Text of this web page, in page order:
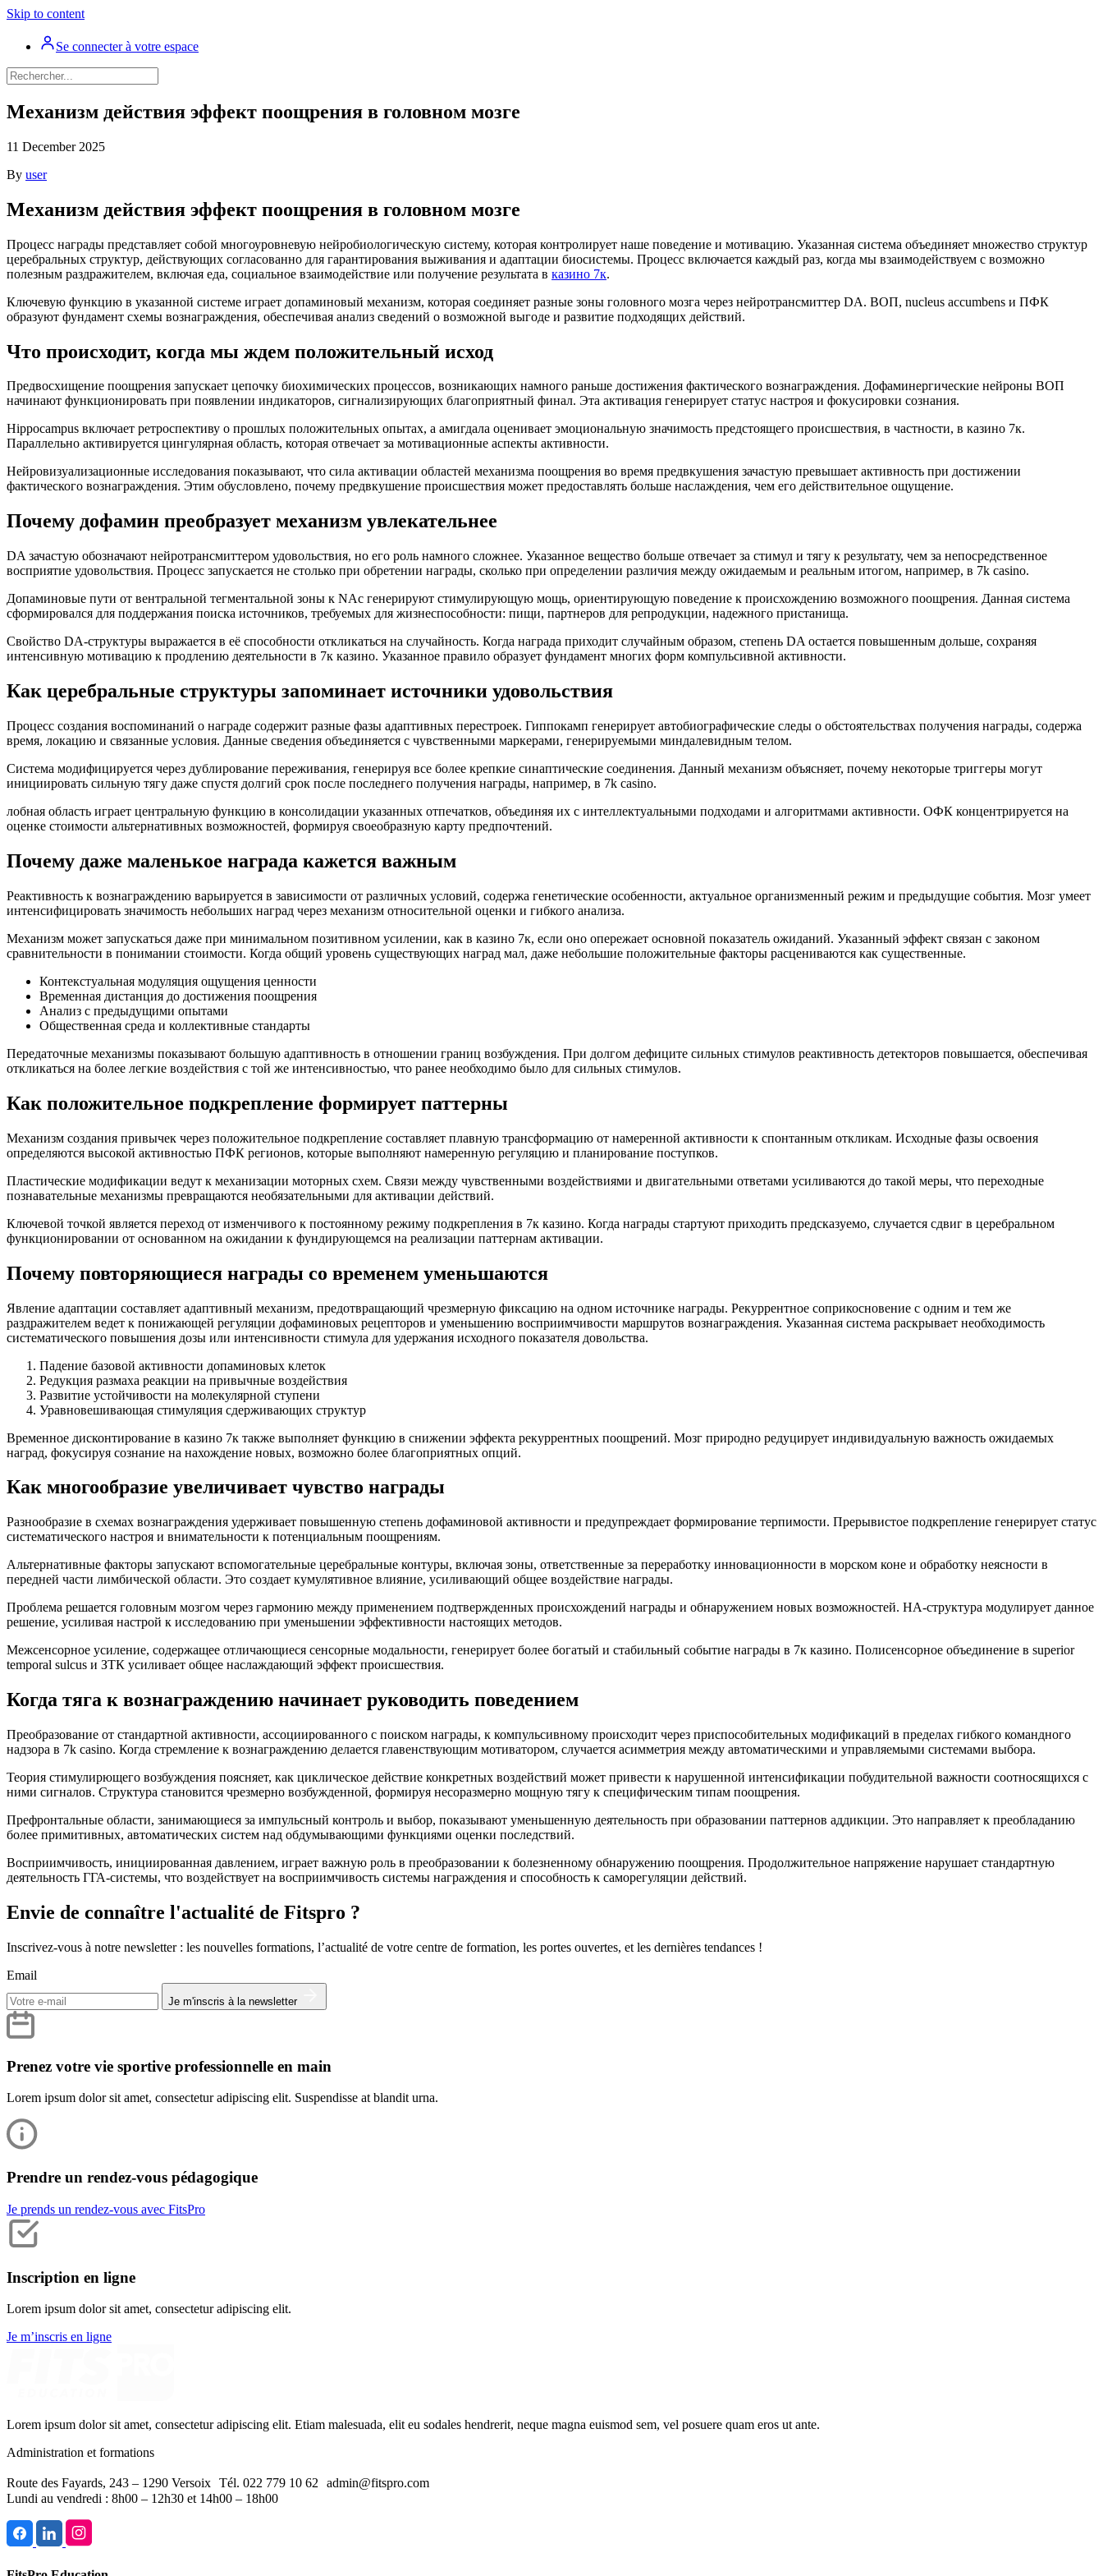
Skip to content
Se connecter à votre espace
Механизм действия эффект поощрения в головном мозге
11 December 2025
By user
Механизм действия эффект поощрения в головном мозге
Процесс награды представляет собой многоуровневую нейробиологическую систему, которая контролирует наше поведение и мотивацию. Указанная система объединяет множество структур
церебральных структур, действующих согласованно для гарантирования выживания и адаптации биосистемы. Процесс включается каждый раз, когда мы взаимодействуем с возможно
полезным раздражителем, включая еда, социальное взаимодействие или получение результата в казино 7к.
Ключевую функцию в указанной системе играет допаминовый механизм, которая соединяет разные зоны головного мозга через нейротрансмиттер DA. ВОП, nucleus accumbens и ПФК
образуют фундамент схемы вознаграждения, обеспечивая анализ сведений о возможной выгоде и развитие подходящих действий.
Что происходит, когда мы ждем положительный исход
Предвосхищение поощрения запускает цепочку биохимических процессов, возникающих намного раньше достижения фактического вознаграждения. Дофаминергические нейроны ВОП
начинают функционировать при появлении индикаторов, сигнализирующих благоприятный финал. Эта активация генерирует статус настроя и фокусировки сознания.
Hippocampus включает ретроспективу о прошлых положительных опытах, а амигдала оценивает эмоциональную значимость предстоящего происшествия, в частности, в казино 7к.
Параллельно активируется цингулярная область, которая отвечает за мотивационные аспекты активности.
Нейровизуализационные исследования показывают, что сила активации областей механизма поощрения во время предвкушения зачастую превышает активность при достижении
фактического вознаграждения. Этим обусловлено, почему предвкушение происшествия может предоставлять больше наслаждения, чем его действительное ощущение.
Почему дофамин преобразует механизм увлекательнее
DA зачастую обозначают нейротрансмиттером удовольствия, но его роль намного сложнее. Указанное вещество больше отвечает за стимул и тягу к результату, чем за непосредственное
восприятие удовольствия. Процесс запускается не столько при обретении награды, сколько при определении различия между ожидаемым и реальным итогом, например, в 7k casino.
Допаминовые пути от вентральной тегментальной зоны к NAc генерируют стимулирующую мощь, ориентирующую поведение к происхождению возможного поощрения. Данная система
сформировался для поддержания поиска источников, требуемых для жизнеспособности: пищи, партнеров для репродукции, надежного пристанища.
Свойство DA-структуры выражается в её способности откликаться на случайность. Когда награда приходит случайным образом, степень DA остается повышенным дольше, сохраняя
интенсивную мотивацию к продлению деятельности в 7к казино. Указанное правило образует фундамент многих форм компульсивной активности.
Как церебральные структуры запоминает источники удовольствия
Процесс создания воспоминаний о награде содержит разные фазы адаптивных перестроек. Гиппокамп генерирует автобиографические следы о обстоятельствах получения награды, содержа
время, локацию и связанные условия. Данные сведения объединяется с чувственными маркерами, генерируемыми миндалевидным телом.
Система модифицируется через дублирование переживания, генерируя все более крепкие синаптические соединения. Данный механизм объясняет, почему некоторые триггеры могут
инициировать сильную тягу даже спустя долгий срок после последнего получения награды, например, в 7k casino.
лобная область играет центральную функцию в консолидации указанных отпечатков, объединяя их с интеллектуальными подходами и алгоритмами активности. ОФК концентрируется на
оценке стоимости альтернативных возможностей, формируя своеобразную карту предпочтений.
Почему даже маленькое награда кажется важным
Реактивность к вознаграждению варьируется в зависимости от различных условий, содержа генетические особенности, актуальное организменный режим и предыдущие события. Мозг умеет
интенсифицировать значимость небольших наград через механизм относительной оценки и гибкого анализа.
Механизм может запускаться даже при минимальном позитивном усилении, как в казино 7к, если оно опережает основной показатель ожиданий. Указанный эффект связан с законом
сравнительности в понимании стоимости. Когда общий уровень существующих наград мал, даже небольшие положительные факторы расцениваются как существенные.
Контекстуальная модуляция ощущения ценности
Временная дистанция до достижения поощрения
Анализ с предыдущими опытами
Общественная среда и коллективные стандарты
Передаточные механизмы показывают большую адаптивность в отношении границ возбуждения. При долгом дефиците сильных стимулов реактивность детекторов повышается, обеспечивая
откликаться на более легкие воздействия с той же интенсивностью, что ранее необходимо было для сильных стимулов.
Как положительное подкрепление формирует паттерны
Механизм создания привычек через положительное подкрепление составляет плавную трансформацию от намеренной активности к спонтанным откликам. Исходные фазы освоения
определяются высокой активностью ПФК регионов, которые выполняют намеренную регуляцию и планирование поступков.
Пластические модификации ведут к механизации моторных схем. Связи между чувственными воздействиями и двигательными ответами усиливаются до такой меры, что переходные
познавательные механизмы превращаются необязательными для активации действий.
Ключевой точкой является переход от изменчивого к постоянному режиму подкрепления в 7к казино. Когда награды стартуют приходить предсказуемо, случается сдвиг в церебральном
функционировании от основанном на ожидании к фундирующемся на реализации паттернам активации.
Почему повторяющиеся награды со временем уменьшаются
Явление адаптации составляет адаптивный механизм, предотвращающий чрезмерную фиксацию на одном источнике награды. Рекуррентное соприкосновение с одним и тем же
раздражителем ведет к понижающей регуляции дофаминовых рецепторов и уменьшению восприимчивости маршрутов вознаграждения. Указанная система раскрывает необходимость
систематического повышения дозы или интенсивности стимула для удержания исходного показателя довольства.
Падение базовой активности допаминовых клеток
Редукция размаха реакции на привычные воздействия
Развитие устойчивости на молекулярной ступени
Уравновешивающая стимуляция сдерживающих структур
Временное дисконтирование в казино 7к также выполняет функцию в снижении эффекта рекуррентных поощрений. Мозг природно редуцирует индивидуальную важность ожидаемых
наград, фокусируя сознание на нахождение новых, возможно более благоприятных опций.
Как многообразие увеличивает чувство награды
Разнообразие в схемах вознаграждения удерживает повышенную степень дофаминовой активности и предупреждает формирование терпимости. Прерывистое подкрепление генерирует статус
систематического настроя и внимательности к потенциальным поощрениям.
Альтернативные факторы запускают вспомогательные церебральные контуры, включая зоны, ответственные за переработку инновационности в морском коне и обработку неясности в
передней части лимбической области. Это создает кумулятивное влияние, усиливающий общее воздействие награды.
Проблема решается головным мозгом через гармонию между применением подтвержденных происхождений награды и обнаружением новых возможностей. НА-структура модулирует данное
решение, усиливая настрой к исследованию при уменьшении эффективности настоящих методов.
Межсенсорное усиление, содержащее отличающиеся сенсорные модальности, генерирует более богатый и стабильный событие награды в 7к казино. Полисенсорное объединение в superior
temporal sulcus и ЗТК усиливает общее наслаждающий эффект происшествия.
Когда тяга к вознаграждению начинает руководить поведением
Преобразование от стандартной активности, ассоциированного с поиском награды, к компульсивному происходит через приспособительных модификаций в пределах гибкого командного
надзора в 7k casino. Когда стремление к вознаграждению делается главенствующим мотиватором, случается асимметрия между автоматическими и управляемыми системами выбора.
Теория стимулирющего возбуждения поясняет, как циклическое действие конкретных воздействий может привести к нарушенной интенсификации побудительной важности соотносящихся с
ними сигналов. Структура становится чрезмерно возбужденной, формируя несоразмерно мощную тягу к специфическим типам поощрения.
Префронтальные области, занимающиеся за импульсный контроль и выбор, показывают уменьшенную деятельность при образовании паттернов аддикции. Это направляет к преобладанию
более примитивных, автоматических систем над обдумывающими функциями оценки последствий.
Восприимчивость, инициированная давлением, играет важную роль в преобразовании к болезненному обнаружению поощрения. Продолжительное напряжение нарушает стандартную
деятельность ГГА-системы, что воздействует на восприимчивость системы награждения и способность к саморегуляции действий.
Envie de connaître l'actualité de Fitspro ?
Inscrivez-vous à notre newsletter : les nouvelles formations, l’actualité de votre centre de formation, les portes ouvertes, et les dernières tendances !
Email
Je m'inscris à la newsletter
Prenez votre vie sportive professionnelle en main
Lorem ipsum dolor sit amet, consectetur adipiscing elit. Suspendisse at blandit urna.
Prendre un rendez-vous pédagogique
Je prends un rendez-vous avec FitsPro
Inscription en ligne
Lorem ipsum dolor sit amet, consectetur adipiscing elit.
Je m’inscris en ligne
Lorem ipsum dolor sit amet, consectetur adipiscing elit. Etiam malesuada, elit eu sodales hendrerit, neque magna euismod sem, vel posuere quam eros ut ante.
Administration et formations
Route des Fayards, 243 – 1290 Versoix Tél. 022 779 10 62 admin@fitspro.com
Lundi au vendredi : 8h00 – 12h30 et 14h00 – 18h00